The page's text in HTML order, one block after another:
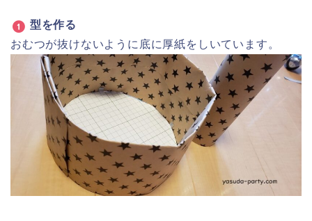
真ん中は接続部分なのであけておきます。
上に載せる小さいケーキは底となる厚紙は不要。